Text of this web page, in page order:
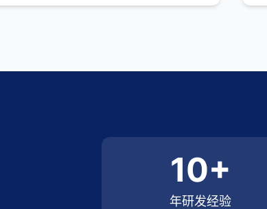
10+
年研发经验